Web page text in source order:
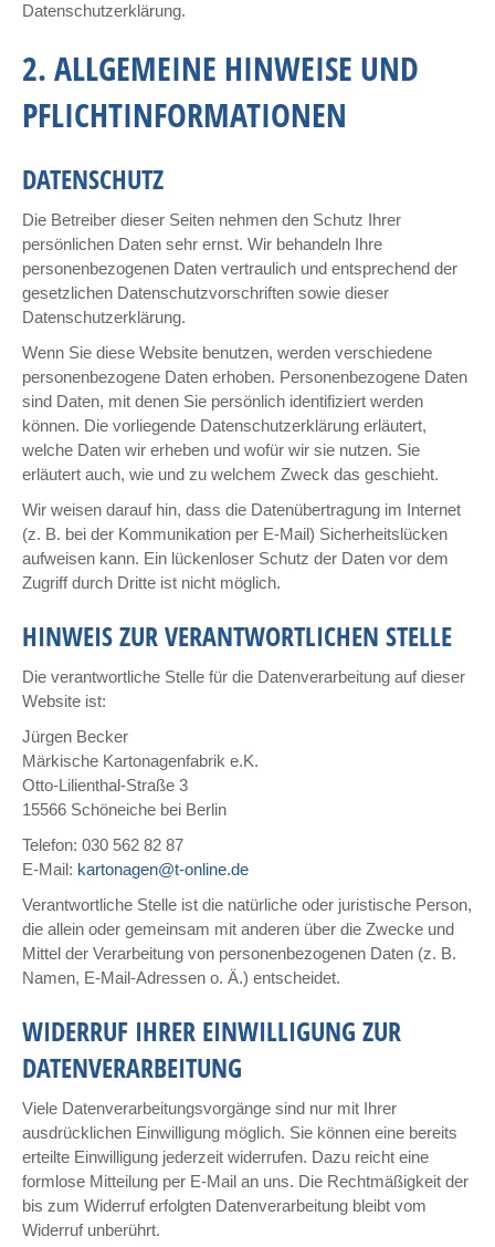
Datenschutzerklärung.
2. ALLGEMEINE HINWEISE UND
PFLICHTINFORMATIONEN
DATENSCHUTZ
Die Betreiber dieser Seiten nehmen den Schutz Ihrer
persönlichen Daten sehr ernst. Wir behandeln Ihre
personenbezogenen Daten vertraulich und entsprechend der
gesetzlichen Datenschutzvorschriften sowie dieser
Datenschutzerklärung.
Wenn Sie diese Website benutzen, werden verschiedene
personenbezogene Daten erhoben. Personenbezogene Daten
sind Daten, mit denen Sie persönlich identifiziert werden
können. Die vorliegende Datenschutzerklärung erläutert,
welche Daten wir erheben und wofür wir sie nutzen. Sie
erläutert auch, wie und zu welchem Zweck das geschieht.
Wir weisen darauf hin, dass die Datenübertragung im Internet
(z. B. bei der Kommunikation per E-Mail) Sicherheitslücken
aufweisen kann. Ein lückenloser Schutz der Daten vor dem
Zugriff durch Dritte ist nicht möglich.
HINWEIS ZUR VERANTWORTLICHEN STELLE
Die verantwortliche Stelle für die Datenverarbeitung auf dieser
Website ist:
Jürgen Becker
Märkische Kartonagenfabrik e.K.
Otto-Lilienthal-Straße 3
15566 Schöneiche bei Berlin
Telefon: 030 562 82 87
E-Mail: kartonagen@t-online.de
Verantwortliche Stelle ist die natürliche oder juristische Person,
die allein oder gemeinsam mit anderen über die Zwecke und
Mittel der Verarbeitung von personenbezogenen Daten (z. B.
Namen, E-Mail-Adressen o. Ä.) entscheidet.
WIDERRUF IHRER EINWILLIGUNG ZUR
DATENVERARBEITUNG
Viele Datenverarbeitungsvorgänge sind nur mit Ihrer
ausdrücklichen Einwilligung möglich. Sie können eine bereits
erteilte Einwilligung jederzeit widerrufen. Dazu reicht eine
formlose Mitteilung per E-Mail an uns. Die Rechtmäßigkeit der
bis zum Widerruf erfolgten Datenverarbeitung bleibt vom
Widerruf unberührt.